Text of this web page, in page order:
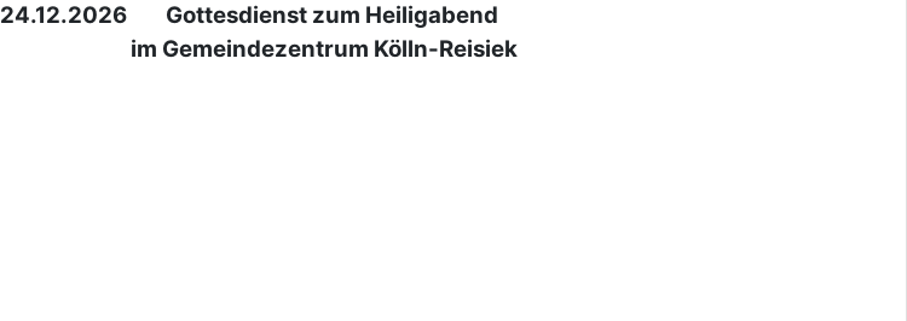
24.12.2026 Gottesdienst zum Heiligabend
im Gemeindezentrum Kölln-Reisiek